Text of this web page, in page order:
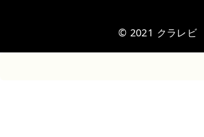
© 2021 クラレビ